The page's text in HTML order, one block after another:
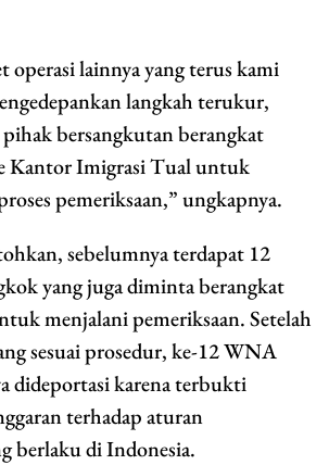
operasi lainnya yang terus kami
langkah terukur,
bersangkutan berangkat
Kantor Imigrasi Tual untuk
pemeriksaan,” ungkapnya.
sebelumnya terdapat 12
yang juga diminta berangkat
menjalani pemeriksaan. Setelah
sesuai prosedur, ke-12 WNA
dideportasi karena terbukti
terhadap aturan
berlaku di Indonesia.